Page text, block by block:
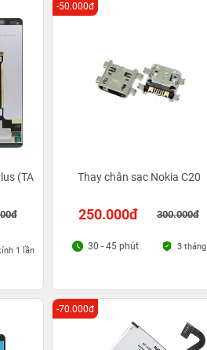
(TA
1 lần
Thay chân sạc Nokia C20
250.000đ 300.000đ
-50.000đ
30 - 45 phút 3 tháng
-70.000đ